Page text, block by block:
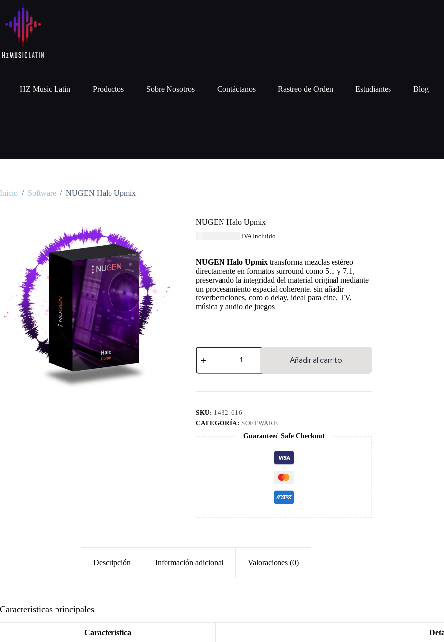
HZ Music Latin Productos Sobre Nosotros Contáctanos Rastreo de Orden Estudiantes Blog
Inicio / Software / NUGEN Halo Upmix
NUGEN Halo Upmix
IVA Incluido.
NUGEN Halo Upmix transforma mezclas estéreo
directamente en formatos surround como 5.1 y 7.1,
preservando la integridad del material original mediante
un procesamiento espacial coherente, sin añadir
reverberaciones, coro o delay, ideal para cine, TV,
música y audio de juegos
Añadir al carrito
SKU: 1432-616
CATEGORÍA: SOFTWARE
Guaranteed Safe Checkout
Descripción Información adicional Valoraciones (0)
Características principales
Característica